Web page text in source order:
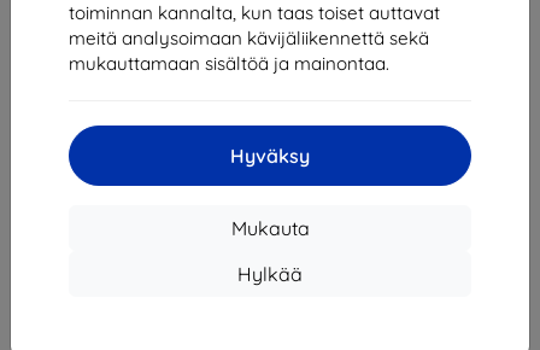
toiminnan kannalta, kun taas toiset auttavat
meitä analysoimaan kävijäliikennettä sekä
mukauttamaan sisältöä ja mainontaa.
Hyväksy
Mukauta
Hylkää
Lisää ostoskoriin
2kpl
8,90 €/kpl
3kpl+
15% 8,41 €/kpl
7,90 € (Ilmainen alkaen 200,00